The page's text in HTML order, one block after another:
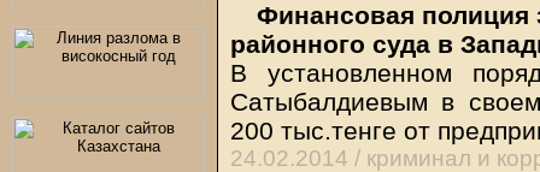
Финансовая полиция
районного суда в
В установленном
Сатыбалдиевым в
200 тыс.тенге от
24.02.2014 / криминал и